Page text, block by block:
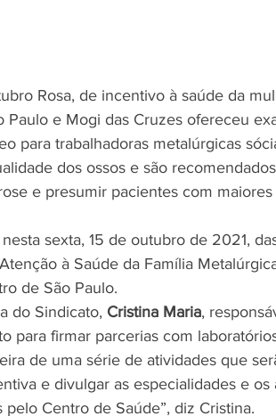
Rosa, de incentivo à saúde da
Paulo e Mogi das Cruzes ofereceu
para trabalhadoras metalúrgicas
dos ossos e são
e presumir pacientes com maiores
sexta, 15 de outubro de 2021,
à Saúde da Família
de São Paulo.
do Sindicato, Cristina Maria,
para firmar parcerias com
de uma série de atividades que
e divulgar as especialidades e os
Centro de Saúde”, diz Cristina.